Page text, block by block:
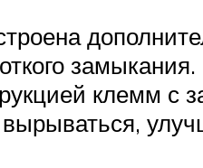
замыкания.
клемм с